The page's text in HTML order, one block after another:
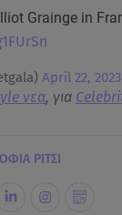
Grainge in
April 22, 2023
νεα, για
ΡΙΤΣΙ